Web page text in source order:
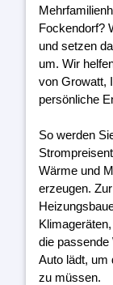
Fockendorf?
und setzen
um. Wir
von Growatt,
persönliche
So werden
Wärme und
erzeugen.
die passende
Auto lädt, um
zu müssen.